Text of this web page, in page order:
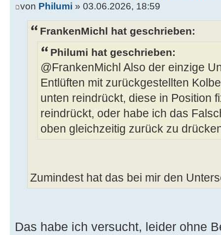
von Philumi » 03.06.2026, 18:59
FrankenMichl hat geschrieben:
Philumi hat geschrieben:
@FrankenMichl Also der einzige
Entlüften mit zurückgestellten
unten reindrückt, diese in Position
reindrückt, oder habe ich das
oben gleichzeitig zurück zu
Zumindest hat das bei mir den
Das habe ich versucht, leider ohne